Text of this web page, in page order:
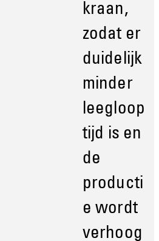
kraan,
zodat er
duidelijk
minder
leegloop
tijd is en
de
producti
e wordt
verhoog